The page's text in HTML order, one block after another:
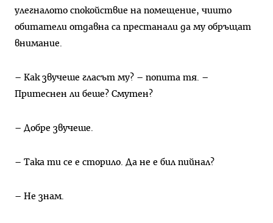
улегналото спокойствие на помещение, чиито
обитатели отдавна са престанали да му обръщат
внимание.
– Как звучеше гласът му? – попита тя. –
Притеснен ли беше? Смутен?
– Добре звучеше.
– Така ти се е сторило. Да не е бил пийнал?
– Не знам.